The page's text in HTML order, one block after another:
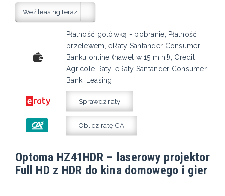
Weź leasing teraz
Płatność gotówką - pobranie, Płatność
przelewem, eRaty Santander Consumer
Banku online (nawet w 15 min.!), Credit
Agricole Raty, eRaty Santander Consumer
Bank, Leasing
Sprawdź raty
Oblicz ratę CA
Optoma HZ41HDR – laserowy projektor
Full HD z HDR do kina domowego i gier